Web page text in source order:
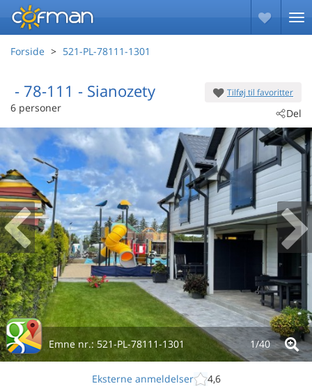
Forside 521-PL-78111-1301
Tilføj til favoritter
Del
- 78-111 - Sianozety
6 personer
Emne nr.:521-PL-78111-1301 1/40
Eksterne anmeldelser
4,6